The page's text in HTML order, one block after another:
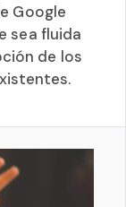
Google
sea fluida
de los